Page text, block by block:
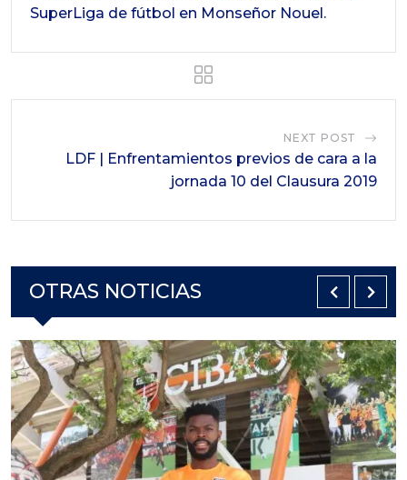
SuperLiga de fútbol en Monseñor Nouel.
NEXT POST
LDF | Enfrentamientos previos de cara a la
jornada 10 del Clausura 2019
OTRAS NOTICIAS